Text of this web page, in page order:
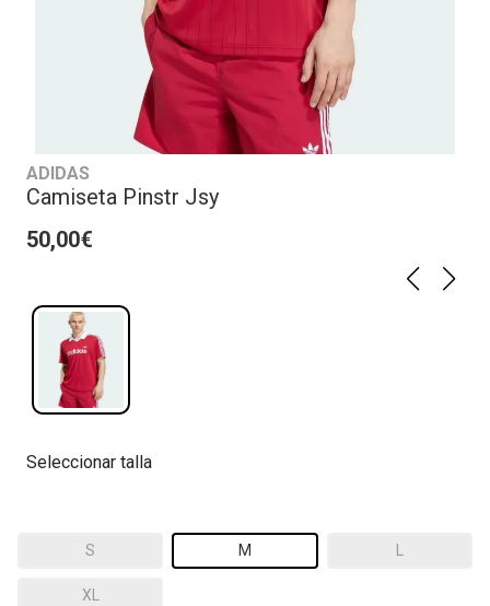
ADIDAS
Camiseta Pinstr Jsy
50,00€
Seleccionar talla
S M
XL